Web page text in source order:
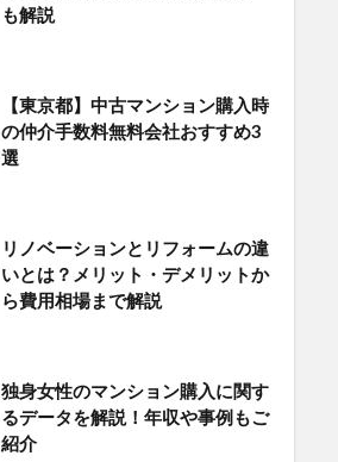
も解説
【東京都】中古マンション購入時
の仲介手数料無料会社おすすめ3
選
リノベーションとリフォームの違
いとは？メリット・デメリットか
ら費用相場まで解説
独身女性のマンション購入に関す
るデータを解説！年収や事例もご
紹介